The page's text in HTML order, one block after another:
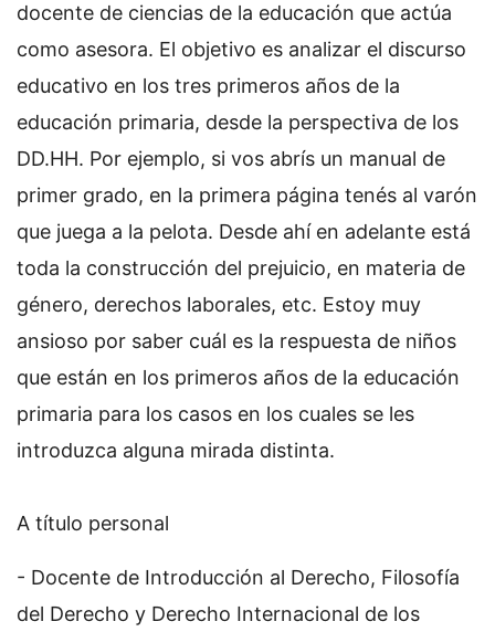
docente de ciencias de la educación que actúa
como asesora. El objetivo es analizar el discurso
educativo en los tres primeros años de la
educación primaria, desde la perspectiva de los
DD.HH. Por ejemplo, si vos abrís un manual de
primer grado, en la primera página tenés al varón
que juega a la pelota. Desde ahí en adelante está
toda la construcción del prejuicio, en materia de
género, derechos laborales, etc. Estoy muy
ansioso por saber cuál es la respuesta de niños
que están en los primeros años de la educación
primaria para los casos en los cuales se les
introduzca alguna mirada distinta.
A título personal
- Docente de Introducción al Derecho, Filosofía
del Derecho y Derecho Internacional de los